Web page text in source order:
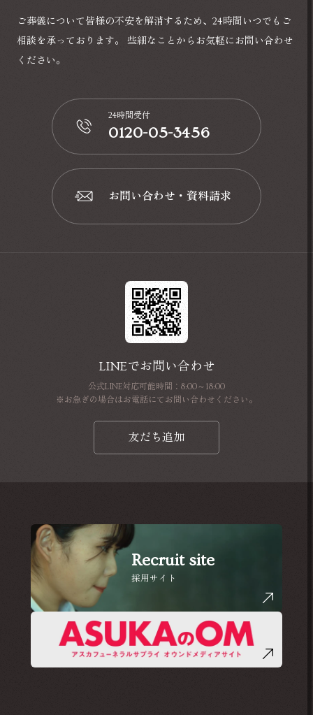
ご葬儀について皆様の不安を解消するため、24時間いつでもご
相談を承っております。
些細なことからお気軽にお問い合わせ
ください。
📞
24時間受付
0120-05-3456
📩
お問い合わせ・資料請求
LINEでお問い合わせ
公式LINE対応可能時間：8:00～18:00
※お急ぎの場合はお電話にてお問い合わせください。
友だち追加
採用サイト
Recruit site